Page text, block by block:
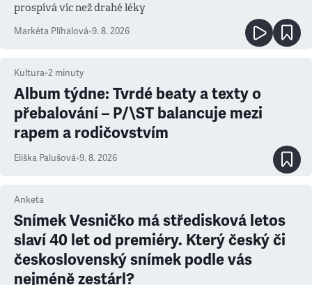
prospívá víc než drahé léky
Markéta Plíhalová•9. 8. 2026
Kultura•2 minuty
Album týdne: Tvrdé beaty a texty o
přebalování – P/\ST balancuje mezi
rapem a rodičovstvím
Eliška Palušová•9. 8. 2026
Anketa
Snímek Vesničko má středisková letos
slaví 40 let od premiéry. Který český či
československý snímek podle vás
nejméně zestárl?